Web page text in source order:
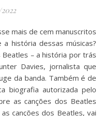
história dessas músicas?
Beatles – a história por trás
Davies, jornalista que
da banda. Também é de
biografia autorizada pelo
as canções dos Beatles
canções dos Beatles, vai